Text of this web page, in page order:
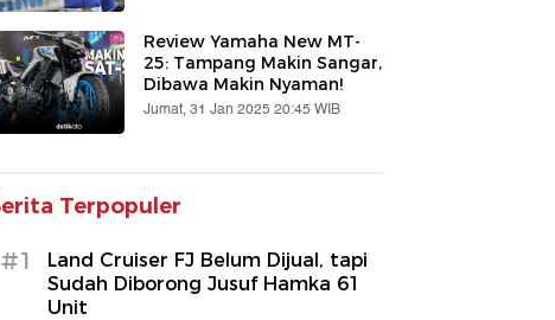
Review Yamaha New MT-
25: Tampang Makin Sangar,
Dibawa Makin Nyaman!
Jumat, 31 Jan 2025 20:45 WIB
Terpopuler
#1
Land Cruiser FJ Belum Dijual, tapi
Sudah Diborong Jusuf Hamka 61
Unit